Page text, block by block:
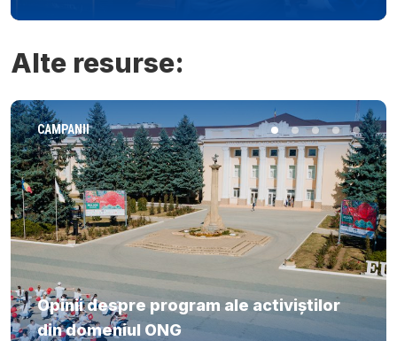
Alte resurse:
CAMPANII
Opinii despre program ale activiștilor
din domeniul ONG